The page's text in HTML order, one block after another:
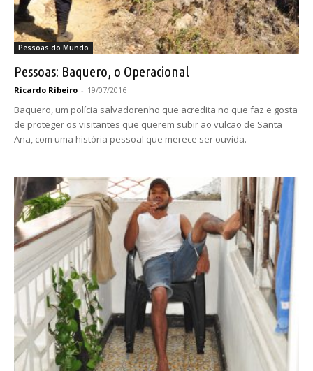
Pessoas do Mundo
Pessoas: Baquero, o Operacional
Ricardo Ribeiro - 19/07/2016
Baquero, um polícia salvadorenho que acredita no que faz e gosta
de proteger os visitantes que querem subir ao vulcão de Santa
Ana, com uma história pessoal que merece ser ouvida.